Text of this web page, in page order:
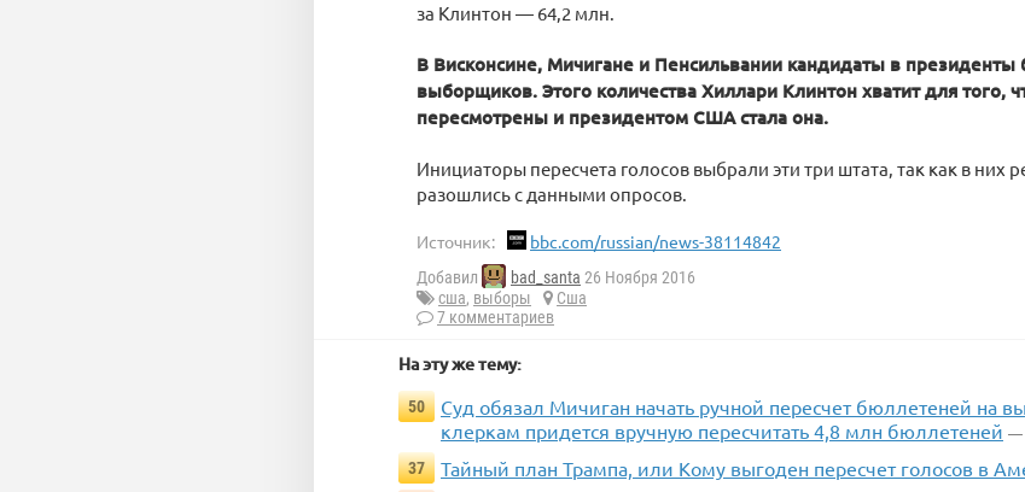
за Клинтон — 64,2 млн.
В Висконсине, Мичигане и Пенсильвании кандидаты в президенты
выборщиков. Этого количества Хиллари Клинтон хватит для того,
пересмотрены и президентом США стала она.
Инициаторы пересчета голосов выбрали эти три штата, так как в них
разошлись с данными опросов.
Источник: bbc.com/russian/news-38114842
Добавил bad_santa 26 Ноября 2016
сша, выборы
Сша
7 комментариев
На эту же тему:
50
Суд обязал Мичиган начать ручной пересчет бюллетеней на
клеркам придется вручную пересчитать 4,8 млн бюллетеней —
37
Тайный план Трампа, или Кому выгоден пересчет голосов в